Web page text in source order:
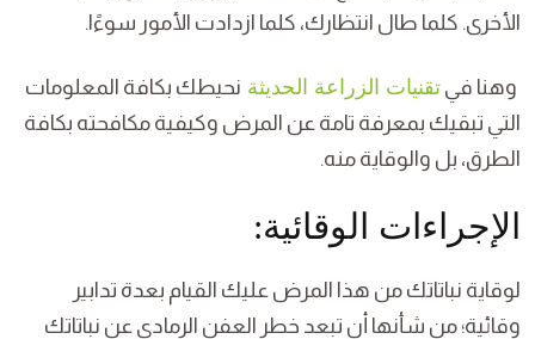
الأخرى. كلما طال انتظارك، كلما ازدادت الأمور سوءًا.
وهنا في تقنيات الزراعة الحديثة نحيطك بكافة المعلومات
التي تبقيك بمعرفة تامة عن المرض وكيفية مكافحته بكافة
الطرق، بل والوقاية منه.
الإجراءات الوقائية:
لوقاية نباتاتك من هذا المرض عليك القيام بعدة تدابير
وقائية؛ من شأنها أن تبعد خطر العفن الرمادي عن نباتاتك